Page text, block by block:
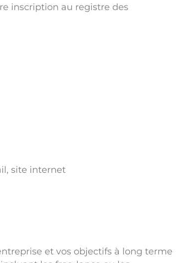
inscription au registre des
site internet
et vos objectifs à long terme